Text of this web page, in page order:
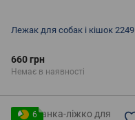
Лежак для собак і кішок 2249
660 грн
Немає в наявності
6